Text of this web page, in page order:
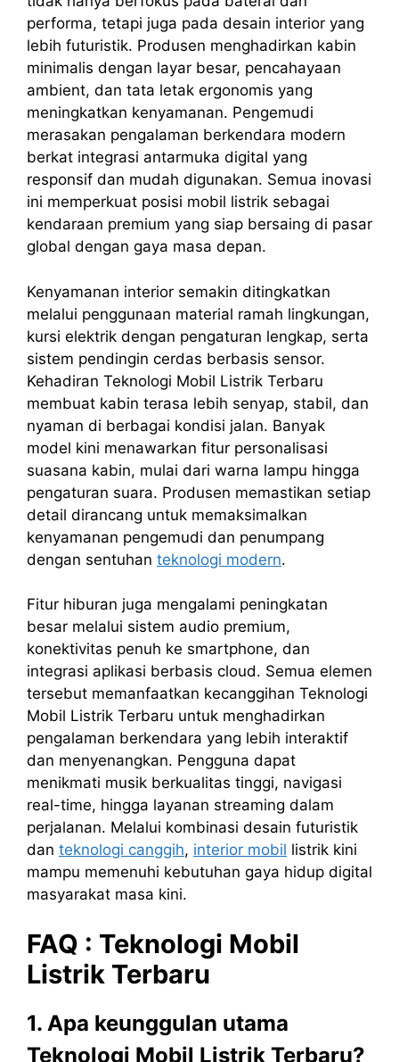
performa, tetapi juga pada desain interior yang
lebih futuristik. Produsen menghadirkan kabin
minimalis dengan layar besar, pencahayaan
ambient, dan tata letak ergonomis yang
meningkatkan kenyamanan. Pengemudi
merasakan pengalaman berkendara modern
berkat integrasi antarmuka digital yang
responsif dan mudah digunakan. Semua inovasi
ini memperkuat posisi mobil listrik sebagai
kendaraan premium yang siap bersaing di pasar
global dengan gaya masa depan.
Kenyamanan interior semakin ditingkatkan
melalui penggunaan material ramah lingkungan,
kursi elektrik dengan pengaturan lengkap, serta
sistem pendingin cerdas berbasis sensor.
Kehadiran Teknologi Mobil Listrik Terbaru
membuat kabin terasa lebih senyap, stabil, dan
nyaman di berbagai kondisi jalan. Banyak
model kini menawarkan fitur personalisasi
suasana kabin, mulai dari warna lampu hingga
pengaturan suara. Produsen memastikan setiap
detail dirancang untuk memaksimalkan
kenyamanan pengemudi dan penumpang
dengan sentuhan teknologi modern.
Fitur hiburan juga mengalami peningkatan
besar melalui sistem audio premium,
konektivitas penuh ke smartphone, dan
integrasi aplikasi berbasis cloud. Semua elemen
tersebut memanfaatkan kecanggihan Teknologi
Mobil Listrik Terbaru untuk menghadirkan
pengalaman berkendara yang lebih interaktif
dan menyenangkan. Pengguna dapat
menikmati musik berkualitas tinggi, navigasi
real-time, hingga layanan streaming dalam
perjalanan. Melalui kombinasi desain futuristik
dan teknologi canggih, interior mobil listrik kini
mampu memenuhi kebutuhan gaya hidup digital
masyarakat masa kini.
FAQ : Teknologi Mobil
Listrik Terbaru
1. Apa keunggulan utama
Teknologi Mobil Listrik Terbaru?